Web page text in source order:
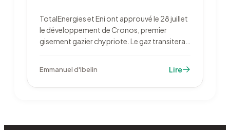
TotalEnergies et Eni ont approuvé le 28 juillet
le développement de Cronos, premier
gisement gazier chypriote. Le gaz transitera
plateau visé de 2,8 millions de tonnes de GNL
par an.
Emmanuel d'Ibelin Lire